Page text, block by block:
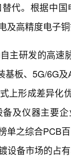
代。根据中
及高精度电子
主研发的高
基板、5G/6G
上形成差异化
及仪器主要
单之综合PCB
设备市场的占